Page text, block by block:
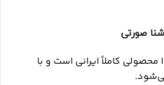
صورتی
محصولی کاملاً ایرانی است و با
می‌شود.